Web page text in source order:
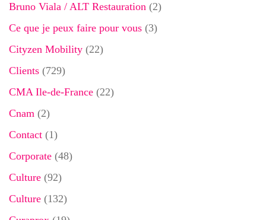
Bruno Viala / ALT Restauration (2)
Ce que je peux faire pour vous (3)
Cityzen Mobility (22)
Clients (729)
CMA Ile-de-France (22)
Cnam (2)
Contact (1)
Corporate (48)
Culture (92)
Culture (132)